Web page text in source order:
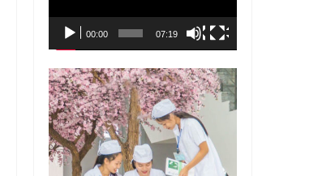
00:00 07:19